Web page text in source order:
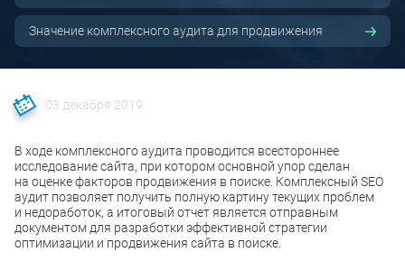
Значение комплексного аудита для продвижения
03 декабря 2019
В ходе комплексного аудита проводится всестороннее
исследование сайта, при котором основной упор сделан
на оценке факторов продвижения в поиске. Комплексный SEO
аудит позволяет получить полную картину текущих проблем
и недоработок, а итоговый отчет является отправным
документом для разработки эффективной стратегии
оптимизации и продвижения сайта в поиске.